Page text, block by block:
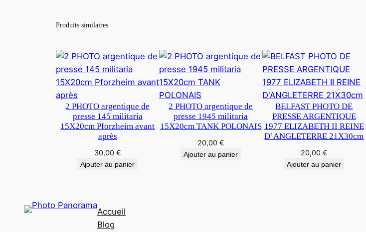
Produits similaires
2 PHOTO argentique de
presse 145 militaria
15X20cm Pforzheim avant
après
30,00 €
Ajouter au panier
2 PHOTO argentique de
presse 1945 militaria
15X20cm TANK POLONAIS
20,00 €
Ajouter au panier
BELFAST PHOTO DE
PRESSE ARGENTIQUE
1977 ELIZABETH II REINE
D’ANGLETERRE 21X30cm
20,00 €
Ajouter au panier
Accueil
Blog